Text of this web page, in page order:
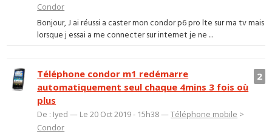
Condor
Bonjour, J ai réussi a caster mon condor p6 pro lte sur ma tv mais
lorsque j essai a me connecter sur internet je ne ...
2
Téléphone condor m1 redémarre
automatiquement seul chaque 4mins 3 fois où
plus
De : Iyed — Le 20 Oct 2019 - 15h38 —Téléphone mobile >
Condor